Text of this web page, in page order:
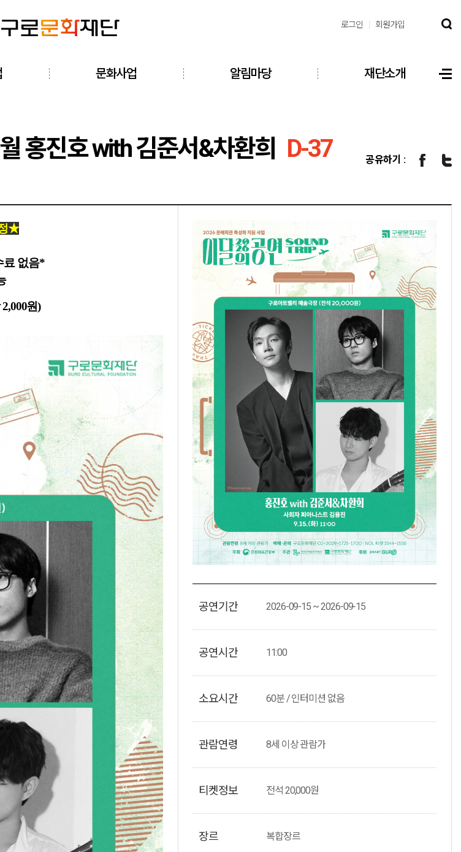
로그인 회원가입
검색창 열기
문화사업 알림마당 재단소개
전체메뉴 열기
홍진호 with 김준서&차환희 D-37 공유하기 :
★
료 없음*
원)
공연기간 2026-09-15 ~ 2026-09-15
공연시간 11:00
소요시간 60분 / 인터미션 없음
관람연령 8세 이상 관람가
티켓정보 전석 20,000원
장르 복합장르